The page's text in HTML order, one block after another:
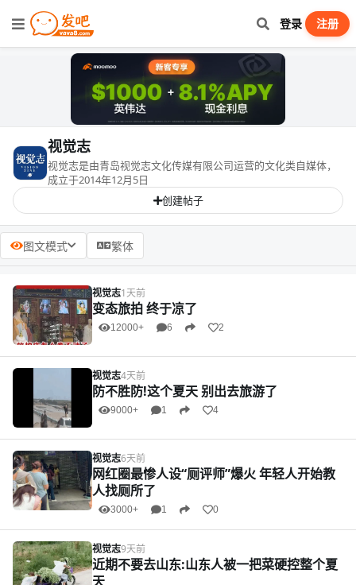
登录 注册
视觉志
视觉志是由青岛视觉志文化传媒有限公司运营的文化类自媒体，
成立于2014年12月5日
创建帖子
图文模式 繁体
视觉志1天前
变态旅拍 终于凉了
12000+ 6 2
视觉志4天前
防不胜防!这个夏天 别出去旅游了
9000+ 1 4
视觉志6天前
网红圈最惨人设“厕评师”爆火 年轻人开始教
人找厕所了
3000+ 1 0
视觉志9天前
近期不要去山东:山东人被一把菜硬控整个夏
天